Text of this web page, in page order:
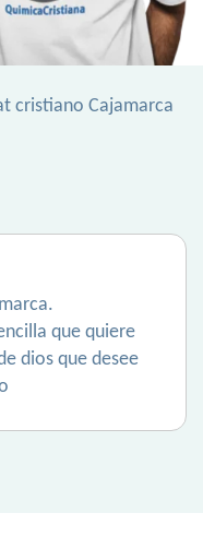
cristiano Cajamarca
que quiere
dios que desee